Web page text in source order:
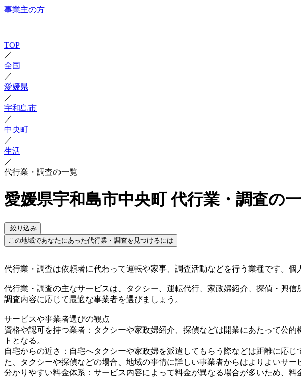
事業主の方
TOP
／
全国
／
愛媛県
／
宇和島市
／
中央町
／
生活
／
代行業・調査の一覧
愛媛県宇和島市中央町 代行業・調査の
絞り込み
この地域であなたにあった代行業・調査を見つけるには
代行業・調査は依頼者に代わって運転や家事、調査活動などを行う業種です。
代行業・調査の主なサービスは、タクシー、運転代行、家政婦紹介、探偵・興
調査内容に応じて最適な事業者を選びましょう。
サービスや事業者選びの観点
資格や認可を持つ業者：タクシーや家政婦紹介、探偵などは開業にあたって公
トとなる。
自宅からの近さ：自宅へタクシーや家政婦を派遣してもらう際などは距離に応
た、タクシーや探偵などの場合、地域の事情に詳しい事業者からはよりよいサー
分かりやすい料金体系：サービス内容によって料金が異なる場合が多いため、